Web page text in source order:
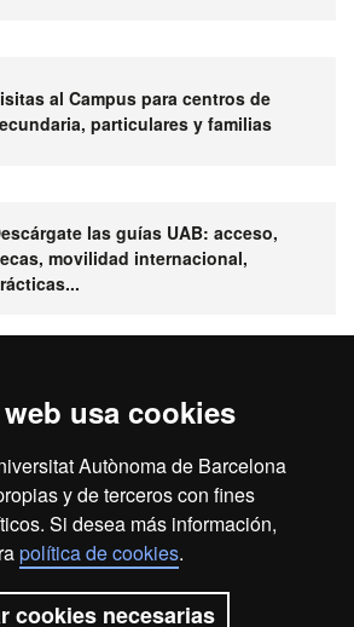
usa cookies
Autònoma de Barcelona
y de terceros con fines
Si desea más información,
política de cookies.
cookies necesarias
al Campus para centros de
particulares y familias
las guías UAB: acceso,
movilidad internacional,
la UAB